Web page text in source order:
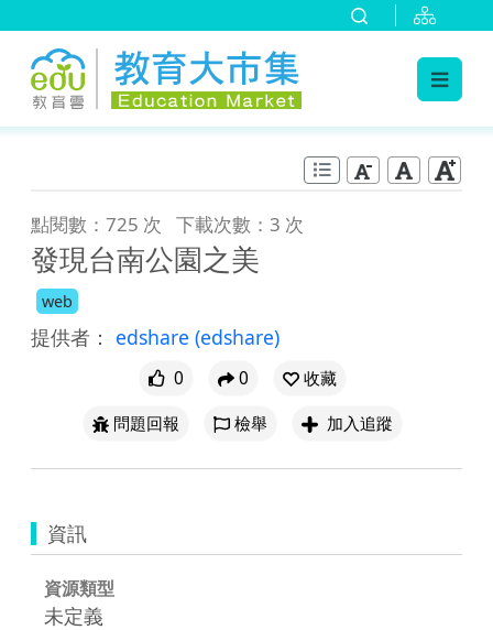
點閱數：725 次 下載次數：3 次
發現台南公園之美
web
提供者： edshare (edshare)
0 0
收藏
問題回報
檢舉 加入追蹤
資訊
資源類型
未定義